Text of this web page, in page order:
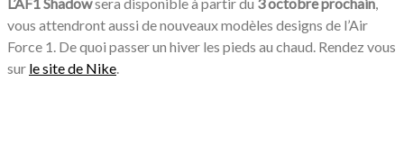
vous attendront aussi de nouveaux modèles designs de l’Air
Force 1. De quoi passer un hiver les pieds au chaud. Rendez vous
sur le site de Nike.